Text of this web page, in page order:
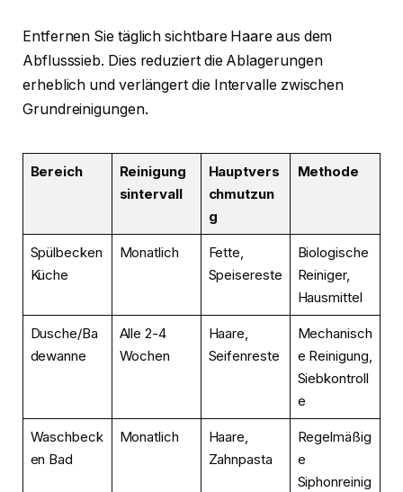
Entfernen Sie täglich sichtbare Haare aus dem
Abflusssieb. Dies reduziert die Ablagerungen
erheblich und verlängert die Intervalle zwischen
Grundreinigungen.
Bereich
Reinigung
sintervall
Hauptvers
chmutzun
g
Methode
Spülbecken
Küche
Monatlich
Fette,
Speisereste
Biologische
Reiniger,
Hausmittel
Dusche/Ba
dewanne
Alle 2-4
Wochen
Haare,
Seifenreste
Mechanisch
e Reinigung,
Siebkontroll
e
Waschbeck
en Bad
Monatlich
Haare,
Zahnpasta
Regelmäßig
e
Siphonreinig